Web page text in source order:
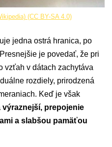
(CC BY-SA 4.0)
jedna ostrá hranica, po
je povedať, že pri
vzťah v dátach zachytáva
rozdiely, prirodzená
Keď je však
prepojenie
a slabšou pamäťou